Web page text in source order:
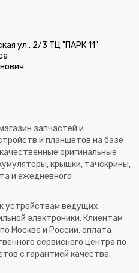
ул., 2/3 ТЦ "ПАРК 11"
запчастей и
и планшетов на базе
оригинальные
крышки, тачскрины,
и ежедневного
устройствам ведущих
электроники. Клиентам
Москве и России, оплата
сервисного центра по
с гарантией качества.